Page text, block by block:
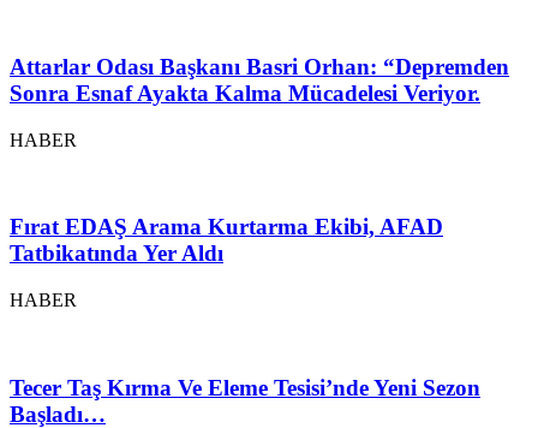
Attarlar Odası Başkanı Basri Orhan: “Depremden
Sonra Esnaf Ayakta Kalma Mücadelesi Veriyor.
HABER
Fırat EDAŞ Arama Kurtarma Ekibi, AFAD
Tatbikatında Yer Aldı
HABER
Tecer Taş Kırma Ve Eleme Tesisi’nde Yeni Sezon
Başladı…